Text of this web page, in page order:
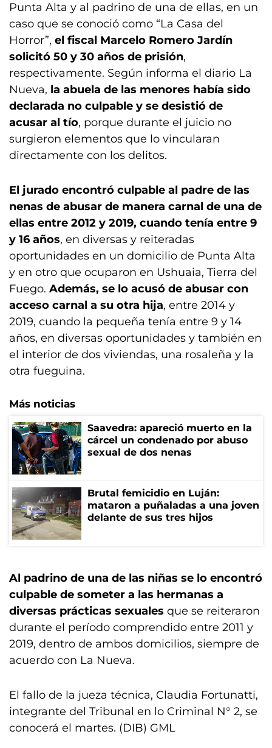
Punta Alta y al padrino de una de ellas, en un
caso que se conoció como “La Casa del
Horror”, el fiscal Marcelo Romero Jardín
solicitó 50 y 30 años de prisión,
respectivamente. Según informa el diario La
Nueva, la abuela de las menores había sido
declarada no culpable y se desistió de
acusar al tío, porque durante el juicio no
surgieron elementos que lo vincularan
directamente con los delitos.
El jurado encontró culpable al padre de las
nenas de abusar de manera carnal de una de
ellas entre 2012 y 2019, cuando tenía entre 9
y 16 años, en diversas y reiteradas
oportunidades en un domicilio de Punta Alta
y en otro que ocuparon en Ushuaia, Tierra del
Fuego. Además, se lo acusó de abusar con
acceso carnal a su otra hija, entre 2014 y
2019, cuando la pequeña tenía entre 9 y 14
años, en diversas oportunidades y también en
el interior de dos viviendas, una rosaleña y la
otra fueguina.
Más noticias
Saavedra: apareció muerto en la
cárcel un condenado por abuso
sexual de dos nenas
Brutal femicidio en Luján:
mataron a puñaladas a una joven
delante de sus tres hijos
Al padrino de una de las niñas se lo encontró
culpable de someter a las hermanas a
diversas prácticas sexuales que se reiteraron
durante el período comprendido entre 2011 y
2019, dentro de ambos domicilios, siempre de
acuerdo con La Nueva.
El fallo de la jueza técnica, Claudia Fortunatti,
integrante del Tribunal en lo Criminal N° 2, se
conocerá el martes. (DIB) GML